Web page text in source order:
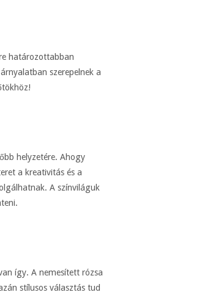
határozottabban
szerepelnek a
helyzetére. Ahogy
a kreativitás és a
A színviláguk
így. A nemesített rózsa
stílusos választás tud